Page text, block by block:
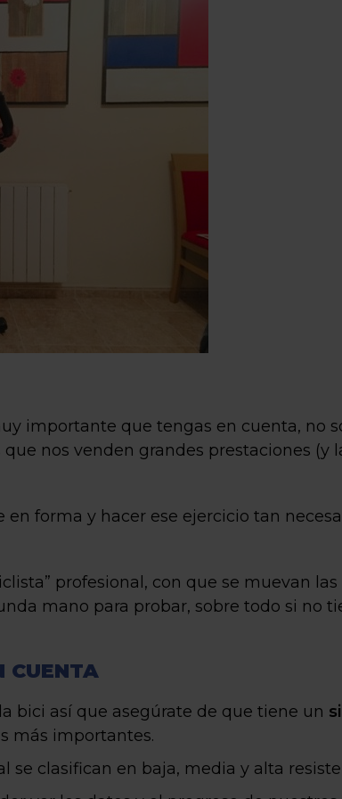
importante que tengas en cuenta, no
nos venden grandes prestaciones (y
forma y hacer ese ejercicio tan
profesional, con que se muevan
mano para probar, sobre todo si no
CUENTA
bici así que asegúrate de que tiene un
más importantes.
se clasifican en baja, media y alta